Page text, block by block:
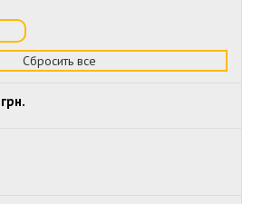
Сбросить все
грн.